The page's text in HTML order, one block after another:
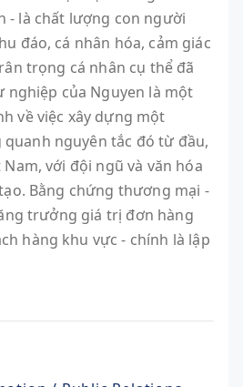
- là chất lượng con người
đáo, cá nhân hóa, cảm giác
trọng cá nhân cụ thể đã
nghiệp của Nguyen là một
về việc xây dựng một
nguyên tắc đó từ đầu,
với đội ngũ và văn hóa
Bằng chứng thương mại -
trưởng giá trị đơn hàng
hàng khu vực - chính là lập